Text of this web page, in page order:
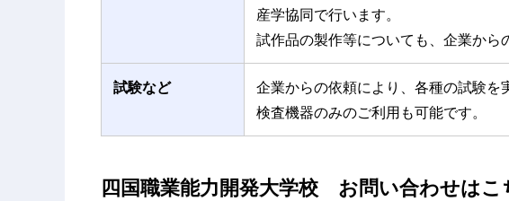
産学協同で行います。
試作品の製作等についても、企業から
試験など
企業からの依頼により、各種の試験を
検査機器のみのご利用も可能です。
四国職業能力開発大学校 お問い合わせはこ